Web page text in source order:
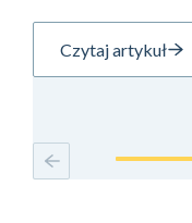
Czytaj artykuł